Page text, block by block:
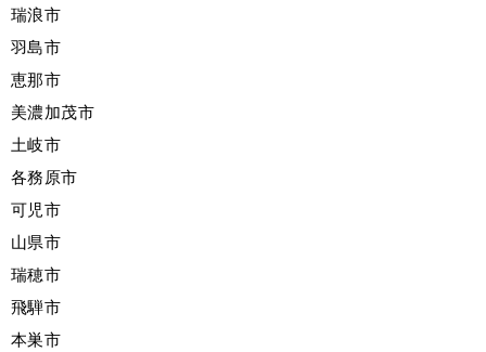
瑞浪市
羽島市
恵那市
美濃加茂市
土岐市
各務原市
可児市
山県市
瑞穂市
飛騨市
本巣市